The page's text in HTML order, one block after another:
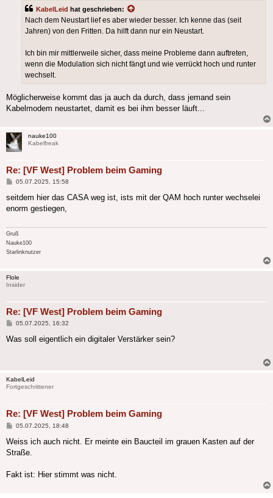
KabelLeid hat geschrieben:
Nach dem Neustart lief es aber wieder besser. Ich kenne das (seit
Jahren) von den Fritten. Da hilft dann nur ein Neustart.
Ich bin mir mittlerweile sicher, dass meine Probleme dann auftreten,
wenn die Modulation sich nicht fängt und wie verrückt hoch und runter
wechselt.
Möglicherweise kommt das ja auch da durch, dass jemand sein
Kabelmodem neustartet, damit es bei ihm besser läuft...
nauke100
Kabelfreak
Re: [VF West] Problem beim Gaming
Beitrag
05.07.2025, 15:58
seitdem hier das CASA weg ist, ists mit der QAM hoch runter wechselei
enorm gestiegen,
Gruß
Nauke100
Starlinknutzer
Flole
Insider
Re: [VF West] Problem beim Gaming
Beitrag
05.07.2025, 16:32
Was soll eigentlich ein digitaler Verstärker sein?
KabelLeid
Fortgeschrittener
Re: [VF West] Problem beim Gaming
Beitrag
05.07.2025, 18:48
Weiss ich auch nicht. Er meinte ein Baucteil im grauen Kasten auf der
Straße.
Fakt ist: Hier stimmt was nicht.